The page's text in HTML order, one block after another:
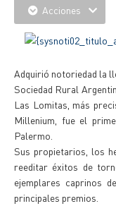
Acciones
Adquirió notoriedad la
Sociedad Rural
Las Lomitas, más
Millenium, fue el
Palermo.
Sus propietarios, los
reeditar éxitos de
ejemplares caprinos
principales premios.